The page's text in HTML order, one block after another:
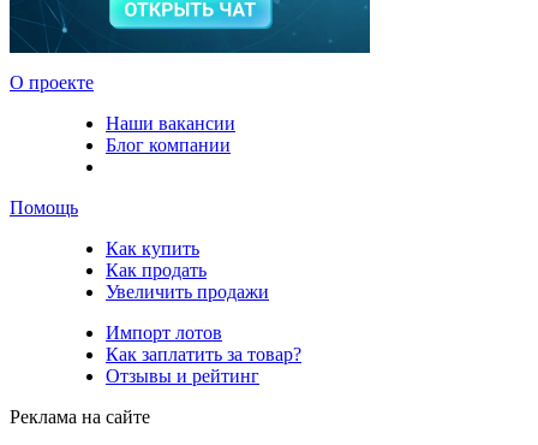
О проекте
Наши вакансии
Блог компании
Помощь
Как купить
Как продать
Увеличить продажи
Импорт лотов
Как заплатить за товар?
Отзывы и рейтинг
Реклама на сайте